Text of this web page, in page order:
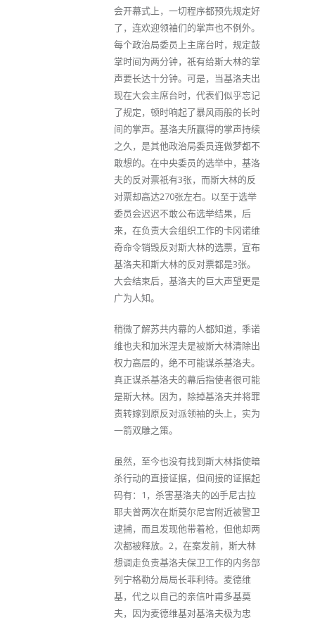
会开幕式上，一切程序都预先规定好
了，连欢迎领袖们的掌声也不例外。
每个政治局委员上主席台时，规定鼓
掌时间为两分钟，祇有给斯大林的掌
声要长达十分钟。可是，当基洛夫出
现在大会主席台时，代表们似乎忘记
了规定，顿时响起了暴风雨般的长时
间的掌声。基洛夫所赢得的掌声持续
之久，是其他政治局委员连做梦都不
敢想的。在中央委员的选举中，基洛
夫的反对票祇有3张，而斯大林的反
对票却高达270张左右。以至于选举
委员会迟迟不敢公布选举结果，后
来，在负责大会组织工作的卡冈诺维
奇命令销毁反对斯大林的选票，宣布
基洛夫和斯大林的反对票都是3张。
大会结束后，基洛夫的巨大声望更是
广为人知。
稍微了解苏共内幕的人都知道，季诺
维也夫和加米涅夫是被斯大林清除出
权力高层的，绝不可能谋杀基洛夫。
真正谋杀基洛夫的幕后指使者很可能
是斯大林。因为，除掉基洛夫并将罪
责转嫁到原反对派领袖的头上，实为
一箭双雕之策。
虽然，至今也没有找到斯大林指使暗
杀行动的直接证据，但间接的证据起
码有：1，杀害基洛夫的凶手尼古拉
耶夫曾两次在斯莫尔尼宫附近被警卫
逮捕，而且发现他带着枪，但他却两
次都被释放。2，在案发前，斯大林
想调走负责基洛夫保卫工作的内务部
列宁格勒分局局长菲利待。麦德维
基，代之以自己的亲信叶甫多基莫
夫，因为麦德维基对基洛夫极为忠